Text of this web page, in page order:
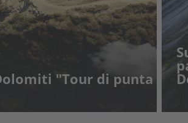
"Tour di punta